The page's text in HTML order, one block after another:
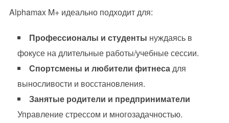
Alphamax M+ идеально подходит для:
Профессионалы и студенты нуждаясь в
фокусе на длительные работы/учебные сессии.
Спортсмены и любители фитнесадля
выносливости и восстановления.
Занятые родители и предприниматели
Управление стрессом и многозадачностью.